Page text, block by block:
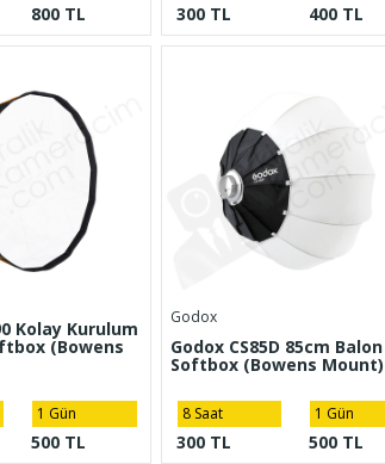
800 TL 300 TL 400 TL
Kolay Kurulum
(Bowens
1 Gün
500 TL
Godox
Godox CS85D 85cm Balon
Softbox (Bowens Mount)
8 Saat
300 TL
1 Gün
500 TL